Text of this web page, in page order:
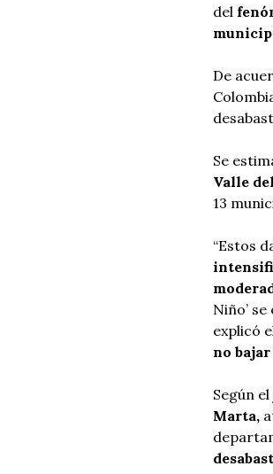
del
De
Se
Valle
13
“Estos
Niño’
explicó
no
Según
Marta,